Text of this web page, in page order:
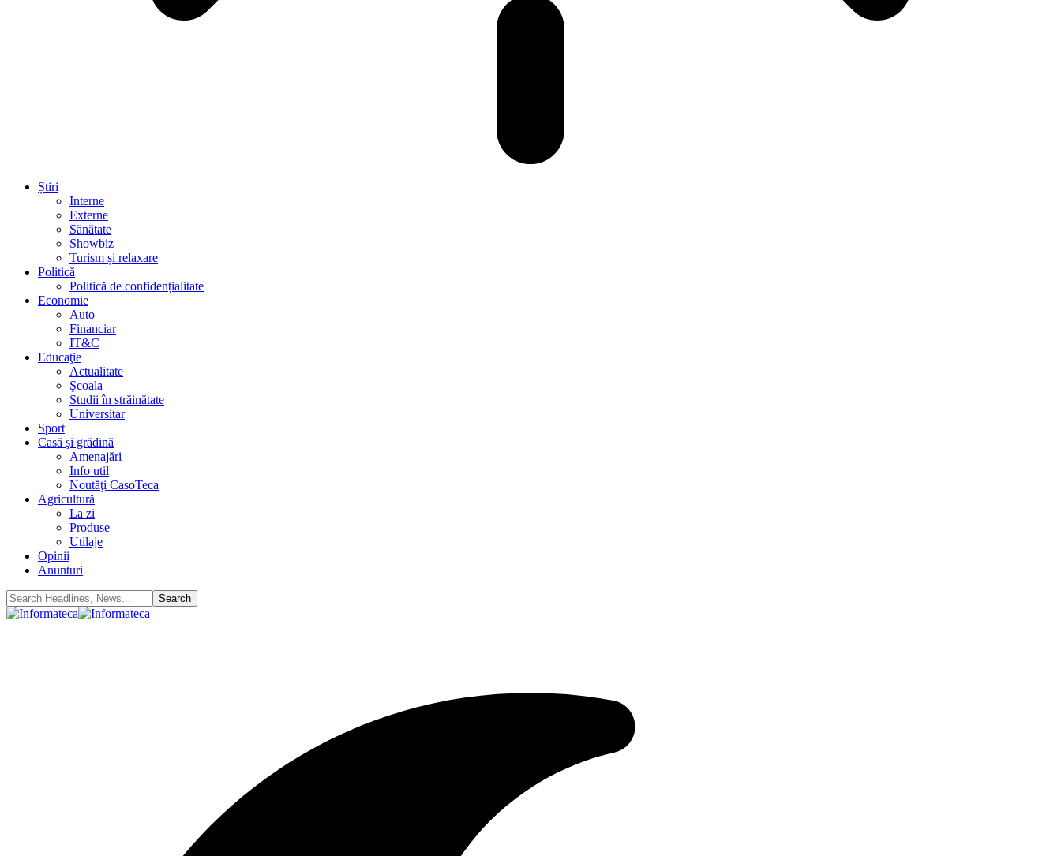
Știri
Interne
Externe
Sănătate
Showbiz
Turism și relaxare
Politică
Politică de confidențialitate
Economie
Auto
Financiar
IT&C
Educaţie
Actualitate
Şcoala
Studii în străinătate
Universitar
Sport
Casă şi grădină
Amenajări
Info util
Noutăţi CasoTeca
Agricultură
La zi
Produse
Utilaje
Opinii
Anunturi